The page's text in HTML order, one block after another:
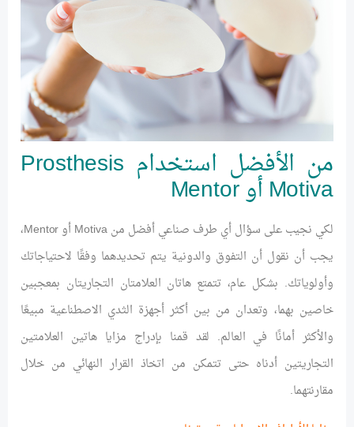
من الأفضل استخدام Prosthesis
Motiva أو Mentor
لكي نجيب على سؤال أي طرف صناعي أفضل من Motiva أو Mentor،
يجب أن نقول أن التفوق والدونية يتم تحديدهما وفقًا لاحتياجاتك
وأولوياتك. بشكل عام، تتمتع هاتان العلامتان التجاريتان بمعجبين
خاصين بهما، وتعدان من بين أكثر أجهزة الثدي الاصطناعية مبيعًا
والأكثر أمانًا في العالم. لقد قمنا بإدراج مزايا هاتين العلامتين
التجاريتين أدناه حتى تتمكن من اتخاذ القرار النهائي من خلال
مقارنتهما.